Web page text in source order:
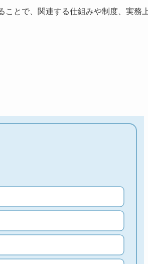
ことで、関連する仕組みや制度、実務